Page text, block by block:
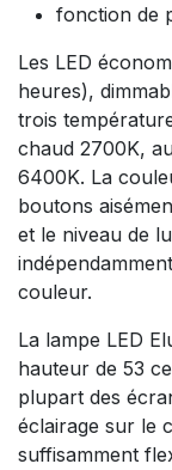
fonction de
Les LED
heures),
trois
chaud 2700K,
6400K. La
boutons
et le niveau de
couleur.
La lampe LED
hauteur de 53
plupart des
éclairage sur le
suffisamment